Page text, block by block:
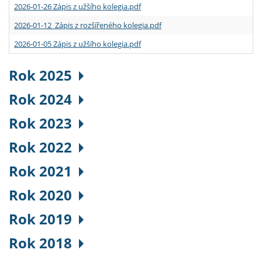
2026-01-26 Zápis z užšího kolegia.pdf
2026-01-12 Zápis z rozšířeného kolegia.pdf
2026-01-05 Zápis z užšího kolegia.pdf
Rok 2025
Rok 2024
Rok 2023
Rok 2022
Rok 2021
Rok 2020
Rok 2019
Rok 2018